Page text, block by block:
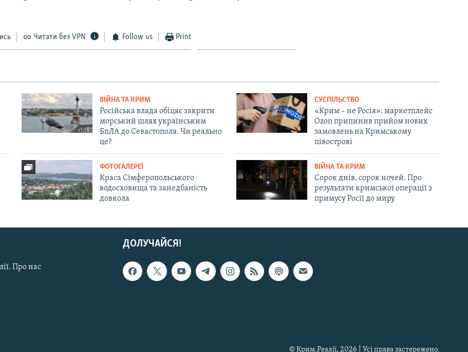
Читати без VPN Follow us Print
ВІЙНА ТА КРИМ
Російська влада обіцяє закрити
морський шлях українським
БпЛА до Севастополя. Чи реально
це?
СУСПІЛЬСТВО
«Крим – не Росія»: маркетплейс
Ozon припинив прийом нових
замовлень на Кримському
півострові
ФОТОГАЛЕРЕЇ
Краса Сімферопольського
водосховища та занедбаність
довкола
ВІЙНА ТА КРИМ
Сорок днів, сорок ночей. Про
результати кримської операції з
примусу Росії до миру
ДОЛУЧАЙСЯ!
Про нас
© Крим.Реалії, 2026 | Усі права застережено.